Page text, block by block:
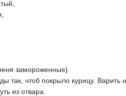
замороженные).
так, чтоб покрыло курицу. Варить
из отвара.